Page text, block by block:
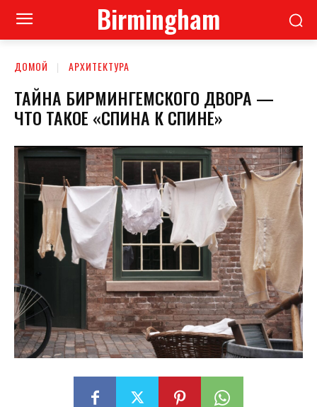
Birmingham
ДОМОЙ АРХИТЕКТУРА
ТАЙНА БИРМИНГЕМСКОГО ДВОРА —
ЧТО ТАКОЕ «СПИНА К СПИНЕ»